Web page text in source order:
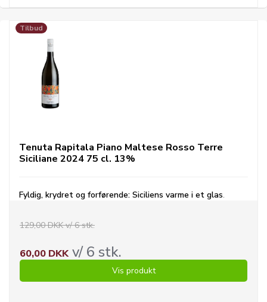
Tilbud
Tenuta Rapitala Piano Maltese Rosso Terre
Siciliane 2024 75 cl. 13%
Fyldig, krydret og forførende: Siciliens varme i et glas.
129,00 DKK v/ 6 stk.
60,00 DKKv/ 6 stk.
Vis produkt